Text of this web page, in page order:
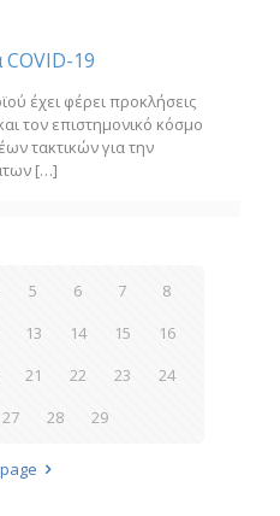
19
έχει φέρει προκλήσεις
τον επιστημονικό κόσμο
τακτικών για την
[…]
5 6 7
8
13 14 15
16
21 22 23
24
27 28 29